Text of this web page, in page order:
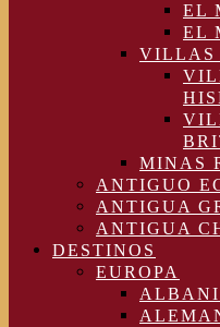
EL
EL
VILLAS
MINAS
ANTIGUO
ANTIGUA
ANTIGUA
DESTINOS
EUROPA